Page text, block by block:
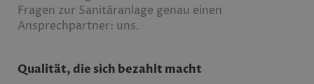
Fragen zur Sanitäranlage genau einen
Ansprechpartner: uns.
Qualität, die sich bezahlt macht